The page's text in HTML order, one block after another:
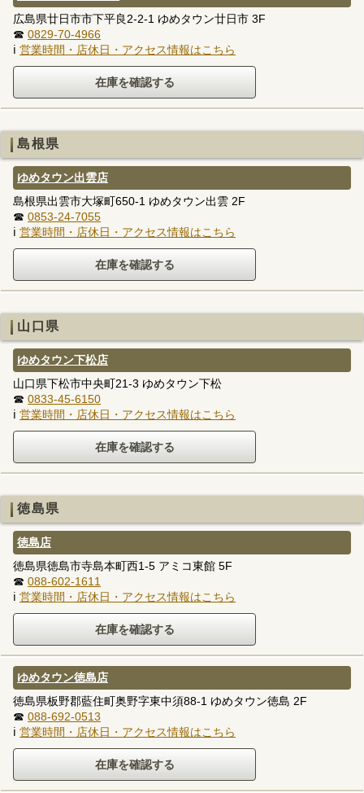
広島県廿日市市下平良2-2-1 ゆめタウン廿日市 3F
☎ 0829-70-4966
ℹ 営業時間・店休日・アクセス情報はこちら
島根県
ゆめタウン出雲店
島根県出雲市大塚町650-1 ゆめタウン出雲 2F
☎ 0853-24-7055
ℹ 営業時間・店休日・アクセス情報はこちら
山口県
ゆめタウン下松店
山口県下松市中央町21-3 ゆめタウン下松
☎ 0833-45-6150
ℹ 営業時間・店休日・アクセス情報はこちら
徳島県
徳島店
徳島県徳島市寺島本町西1-5 アミコ東館 5F
☎ 088-602-1611
ℹ 営業時間・店休日・アクセス情報はこちら
ゆめタウン徳島店
徳島県板野郡藍住町奥野字東中須88-1 ゆめタウン徳島 2F
☎ 088-692-0513
ℹ 営業時間・店休日・アクセス情報はこちら